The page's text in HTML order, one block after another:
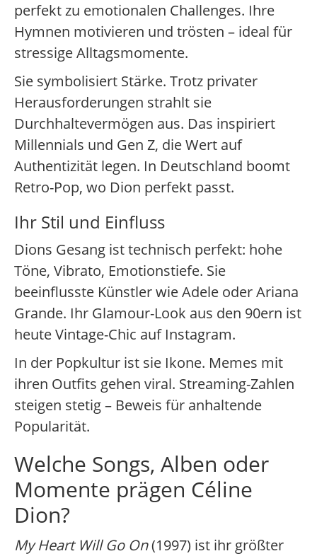
perfekt zu emotionalen Challenges. Ihre
Hymnen motivieren und trösten – ideal für
stressige Alltagsmomente.
Sie symbolisiert Stärke. Trotz privater
Herausforderungen strahlt sie
Durchhaltevermögen aus. Das inspiriert
Millennials und Gen Z, die Wert auf
Authentizität legen. In Deutschland boomt
Retro-Pop, wo Dion perfekt passt.
Ihr Stil und Einfluss
Dions Gesang ist technisch perfekt: hohe
Töne, Vibrato, Emotionstiefe. Sie
beeinflusste Künstler wie Adele oder Ariana
Grande. Ihr Glamour-Look aus den 90ern ist
heute Vintage-Chic auf Instagram.
In der Popkultur ist sie Ikone. Memes mit
ihren Outfits gehen viral. Streaming-Zahlen
steigen stetig – Beweis für anhaltende
Popularität.
Welche Songs, Alben oder
Momente prägen Céline
Dion?
My Heart Will Go On(1997) ist ihr größter